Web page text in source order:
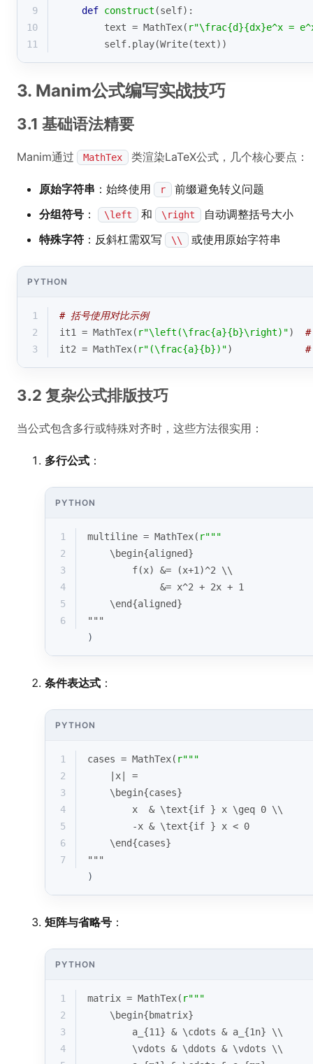
9
def construct (self):
10
        text = MathTex(
r"\frac{d}{dx}e^x =
11
        self.play(Write(text))
3. Manim公式编写实战技巧
3.1 基础语法精要
Manim通过 MathTex 类渲染LaTeX公式，几个核心要点：
原始字符串 ：始终使用 r
前缀避免转义问题
分组符号 ： \left 和 \right
自动调整括号大小
特殊字符 ：反斜杠需双写 \\ 或使用原始字符串
PYTHON
1
# 括号使用对比示例
2
it1 = MathTex( r"\left(\frac{a}{b}\right)") #
3
it2 = MathTex( r"(\frac{a}{b})") #
3.2 复杂公式排版技巧
当公式包含多行或特殊对齐时，这些方法很实用：
多行公式 ：
PYTHON
1 multiline = MathTex( r"""
2
    \begin{aligned}
3
        f(x) &= (x+1)^2 \\
4
             &= x^2 + 2x + 1
5
    \end{aligned}
6
"""
)
条件表达式 ：
PYTHON
1 cases = MathTex( r"""
2
    |x| =
3
    \begin{cases}
4
        x  & \text{if } x \geq 0 \\
5
        -x & \text{if } x < 0
6
    \end{cases}
7
"""
)
矩阵与省略号 ：
PYTHON
1 matrix = MathTex( r"""
2
    \begin{bmatrix}
3
        a_{11} & \cdots & a_{1n} \\
4
        \vdots & \ddots & \vdots \\